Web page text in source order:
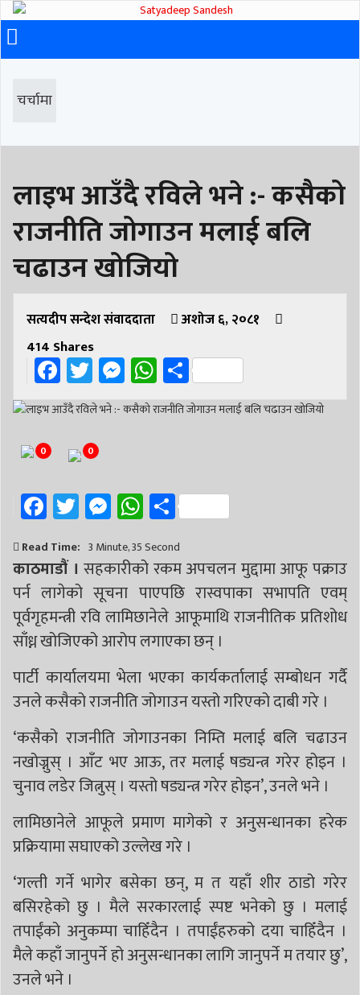
चर्चामा
लाइभ आउँदै रविले भने :- कसैको
राजनीति जोगाउन मलाई बलि
चढाउन खोजियो
सत्यदीप सन्देश संवाददाता
अशोज ६, २०८१
414 Shares
Facebook
Twitter
Messenger
WhatsApp
Share
0 0
Facebook
Twitter
Messenger
WhatsApp
Share
Read Time: 3 Minute, 35 Second
काठमाडौं । सहकारीको रकम अपचलन मुद्दामा आफू पक्राउ
पर्न लागेको सूचना पाएपछि रास्वपाका सभापति एवम्
पूर्वगृहमन्त्री रवि लामिछानेले आफूमाथि राजनीतिक प्रतिशोध
साँध्न खोजिएको आरोप लगाएका छन् ।
पार्टी कार्यालयमा भेला भएका कार्यकर्तालाई सम्बोधन गर्दै
उनले कसैको राजनीति जोगाउन यस्तो गरिएको दाबी गरे ।
‘कसैको राजनीति जोगाउनका निम्ति मलाई बलि चढाउन
नखोज्नुस् । आँट भए आऊ, तर मलाई षड्यन्त्र गरेर होइन ।
चुनाव लडेर जित्नुस् । यस्तो षड्यन्त्र गरेर होइन’, उनले भने ।
लामिछानेले आफूले प्रमाण मागेको र अनुसन्धानका हरेक
प्रक्रियामा सघाएको उल्लेख गरे ।
‘गल्ती गर्ने भागेर बसेका छन्, म त यहाँ शीर ठाडो गरेर
बसिरहेको छु । मैले सरकारलाई स्पष्ट भनेको छु । मलाई
तपाईंको अनुकम्पा चाहिँदैन । तपाईंहरुको दया चाहिँदैन ।
मैले कहाँ जानुपर्ने हो अनुसन्धानका लागि जानुपर्ने म तयार छु’,
उनले भने ।